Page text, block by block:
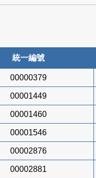
統一編號
00000379
00001449
00001460
00001546
00002876
00002881